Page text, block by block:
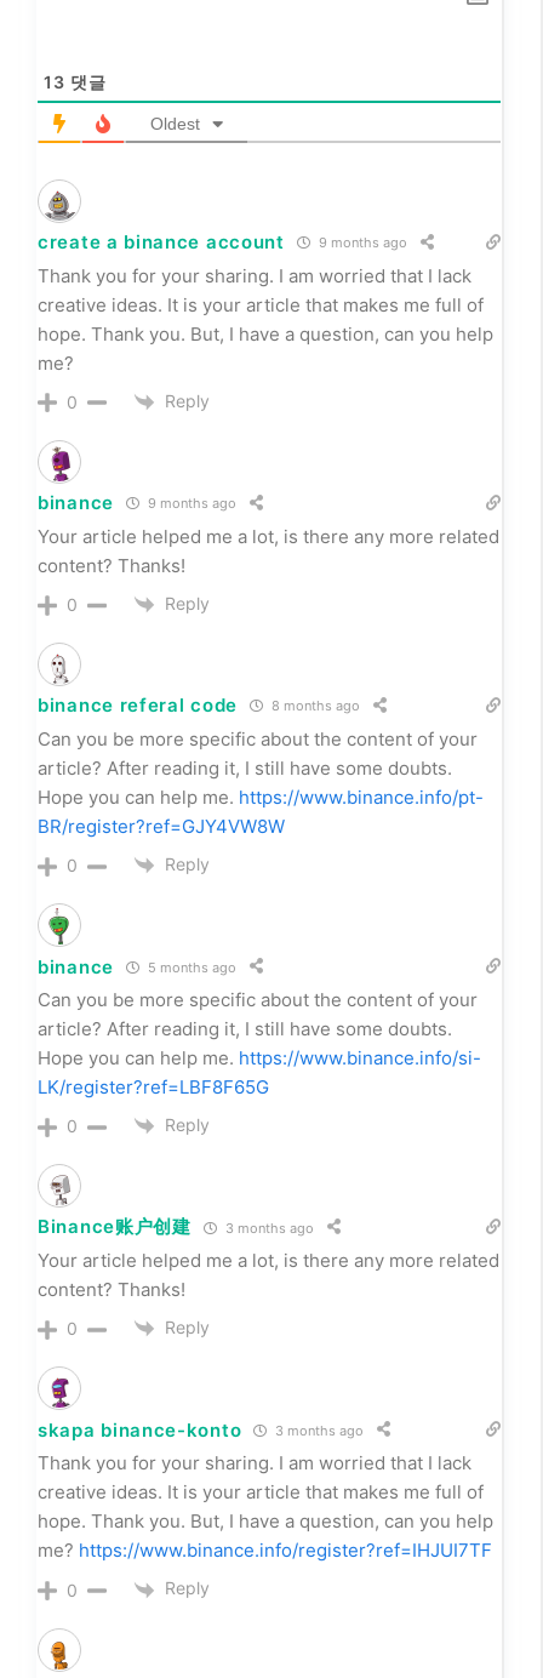
13 댓글
Oldest
create a binance account 9 months ago
Thank you for your sharing. I am worried that I lack
creative ideas. It is your article that makes me full of
hope. Thank you. But, I have a question, can you help
me?
0 Reply
binance 9 months ago
Your article helped me a lot, is there any more related
content? Thanks!
0 Reply
binance referal code 8 months ago
Can you be more specific about the content of your
article? After reading it, I still have some doubts.
Hope you can help me. https://www.binance.info/pt-
BR/register?ref=GJY4VW8W
0 Reply
binance 5 months ago
Can you be more specific about the content of your
article? After reading it, I still have some doubts.
Hope you can help me. https://www.binance.info/si-
LK/register?ref=LBF8F65G
0 Reply
Binance账户创建 3 months ago
Your article helped me a lot, is there any more related
content? Thanks!
0 Reply
skapa binance-konto 3 months ago
Thank you for your sharing. I am worried that I lack
creative ideas. It is your article that makes me full of
hope. Thank you. But, I have a question, can you help
me? https://www.binance.info/register?ref=IHJUI7TF
0 Reply